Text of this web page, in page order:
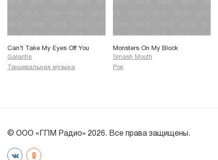
Can’t Take My Eyes Off You
Galantis
Танцевальная музыка
Monsters On My Block
Smash Mouth
Рок
© ООО «ГПМ Радио» 2026. Все права защищены.